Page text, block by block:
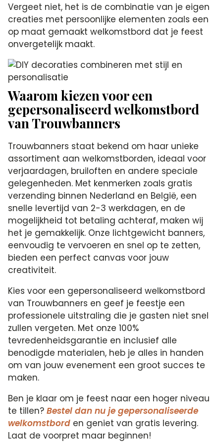
Vergeet niet, het is de combinatie van je eigen
creaties met persoonlijke elementen zoals een
op maat gemaakt welkomstbord dat je feest
onvergetelijk maakt.
Waarom kiezen voor een
gepersonaliseerd welkomstbord
van Trouwbanners
Trouwbanners staat bekend om haar unieke
assortiment aan welkomstborden, ideaal voor
verjaardagen, bruiloften en andere speciale
gelegenheden. Met kenmerken zoals gratis
verzending binnen Nederland en België, een
snelle levertijd van 2-3 werkdagen, en de
mogelijkheid tot betaling achteraf, maken wij
het je gemakkelijk. Onze lichtgewicht banners,
eenvoudig te vervoeren en snel op te zetten,
bieden een perfect canvas voor jouw
creativiteit.
Kies voor een gepersonaliseerd welkomstbord
van Trouwbanners en geef je feestje een
professionele uitstraling die je gasten niet snel
zullen vergeten. Met onze 100%
tevredenheidsgarantie en inclusief alle
benodigde materialen, heb je alles in handen
om van jouw evenement een groot succes te
maken.
Ben je klaar om je feest naar een hoger niveau
te tillen?Bestel dan nu je gepersonaliseerde
welkomstbord en geniet van gratis levering.
Laat de voorpret maar beginnen!